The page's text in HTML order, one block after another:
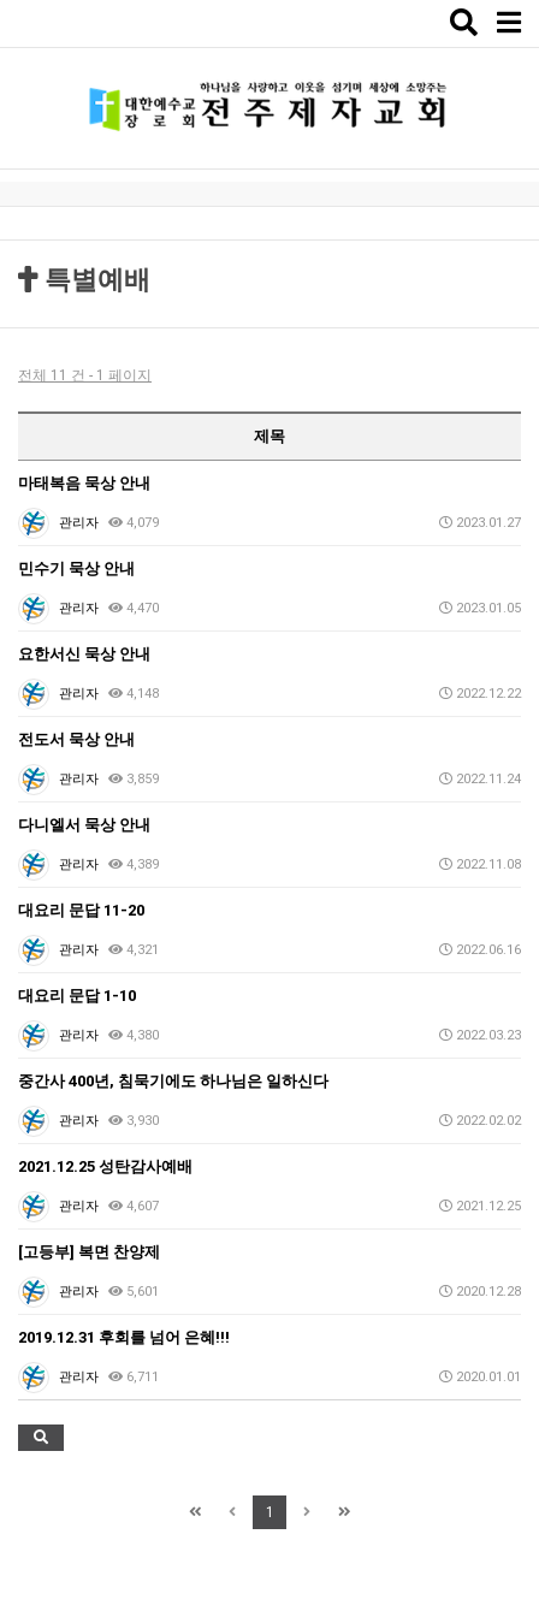
Toggle
특별예배
전체 11 건 - 1 페이지
제목
마태복음 묵상 안내
관리자 4,079 2023.01.27
민수기 묵상 안내
관리자 4,470 2023.01.05
요한서신 묵상 안내
관리자 4,148 2022.12.22
전도서 묵상 안내
관리자 3,859 2022.11.24
다니엘서 묵상 안내
관리자 4,389 2022.11.08
대요리 문답 11-20
관리자 4,321 2022.06.16
대요리 문답 1-10
관리자 4,380 2022.03.23
중간사 400년, 침묵기에도 하나님은 일하신다
관리자 3,930 2022.02.02
2021.12.25 성탄감사예배
관리자 4,607 2021.12.25
[고등부] 복면 찬양제
관리자 5,601 2020.12.28
2019.12.31 후회를 넘어 은혜!!!
관리자 6,711 2020.01.01
1